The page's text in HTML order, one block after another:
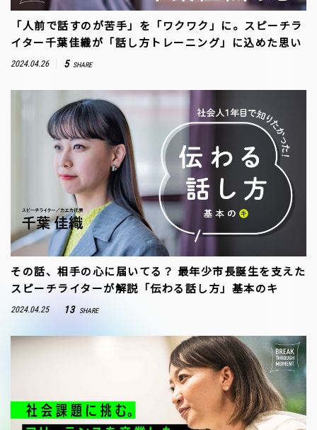
「人前で話すのが苦手」を「ワクワク」に。スピーチラ
イター千葉佳織が「話し方トレーニング」に込めた思い
2024.04.26 5 SHARE
その話、相手の心に届いてる？ 最年少市長誕生を支えた
スピーチライターが解説「伝わる話し方」基本のキ
2024.04.25 13 SHARE